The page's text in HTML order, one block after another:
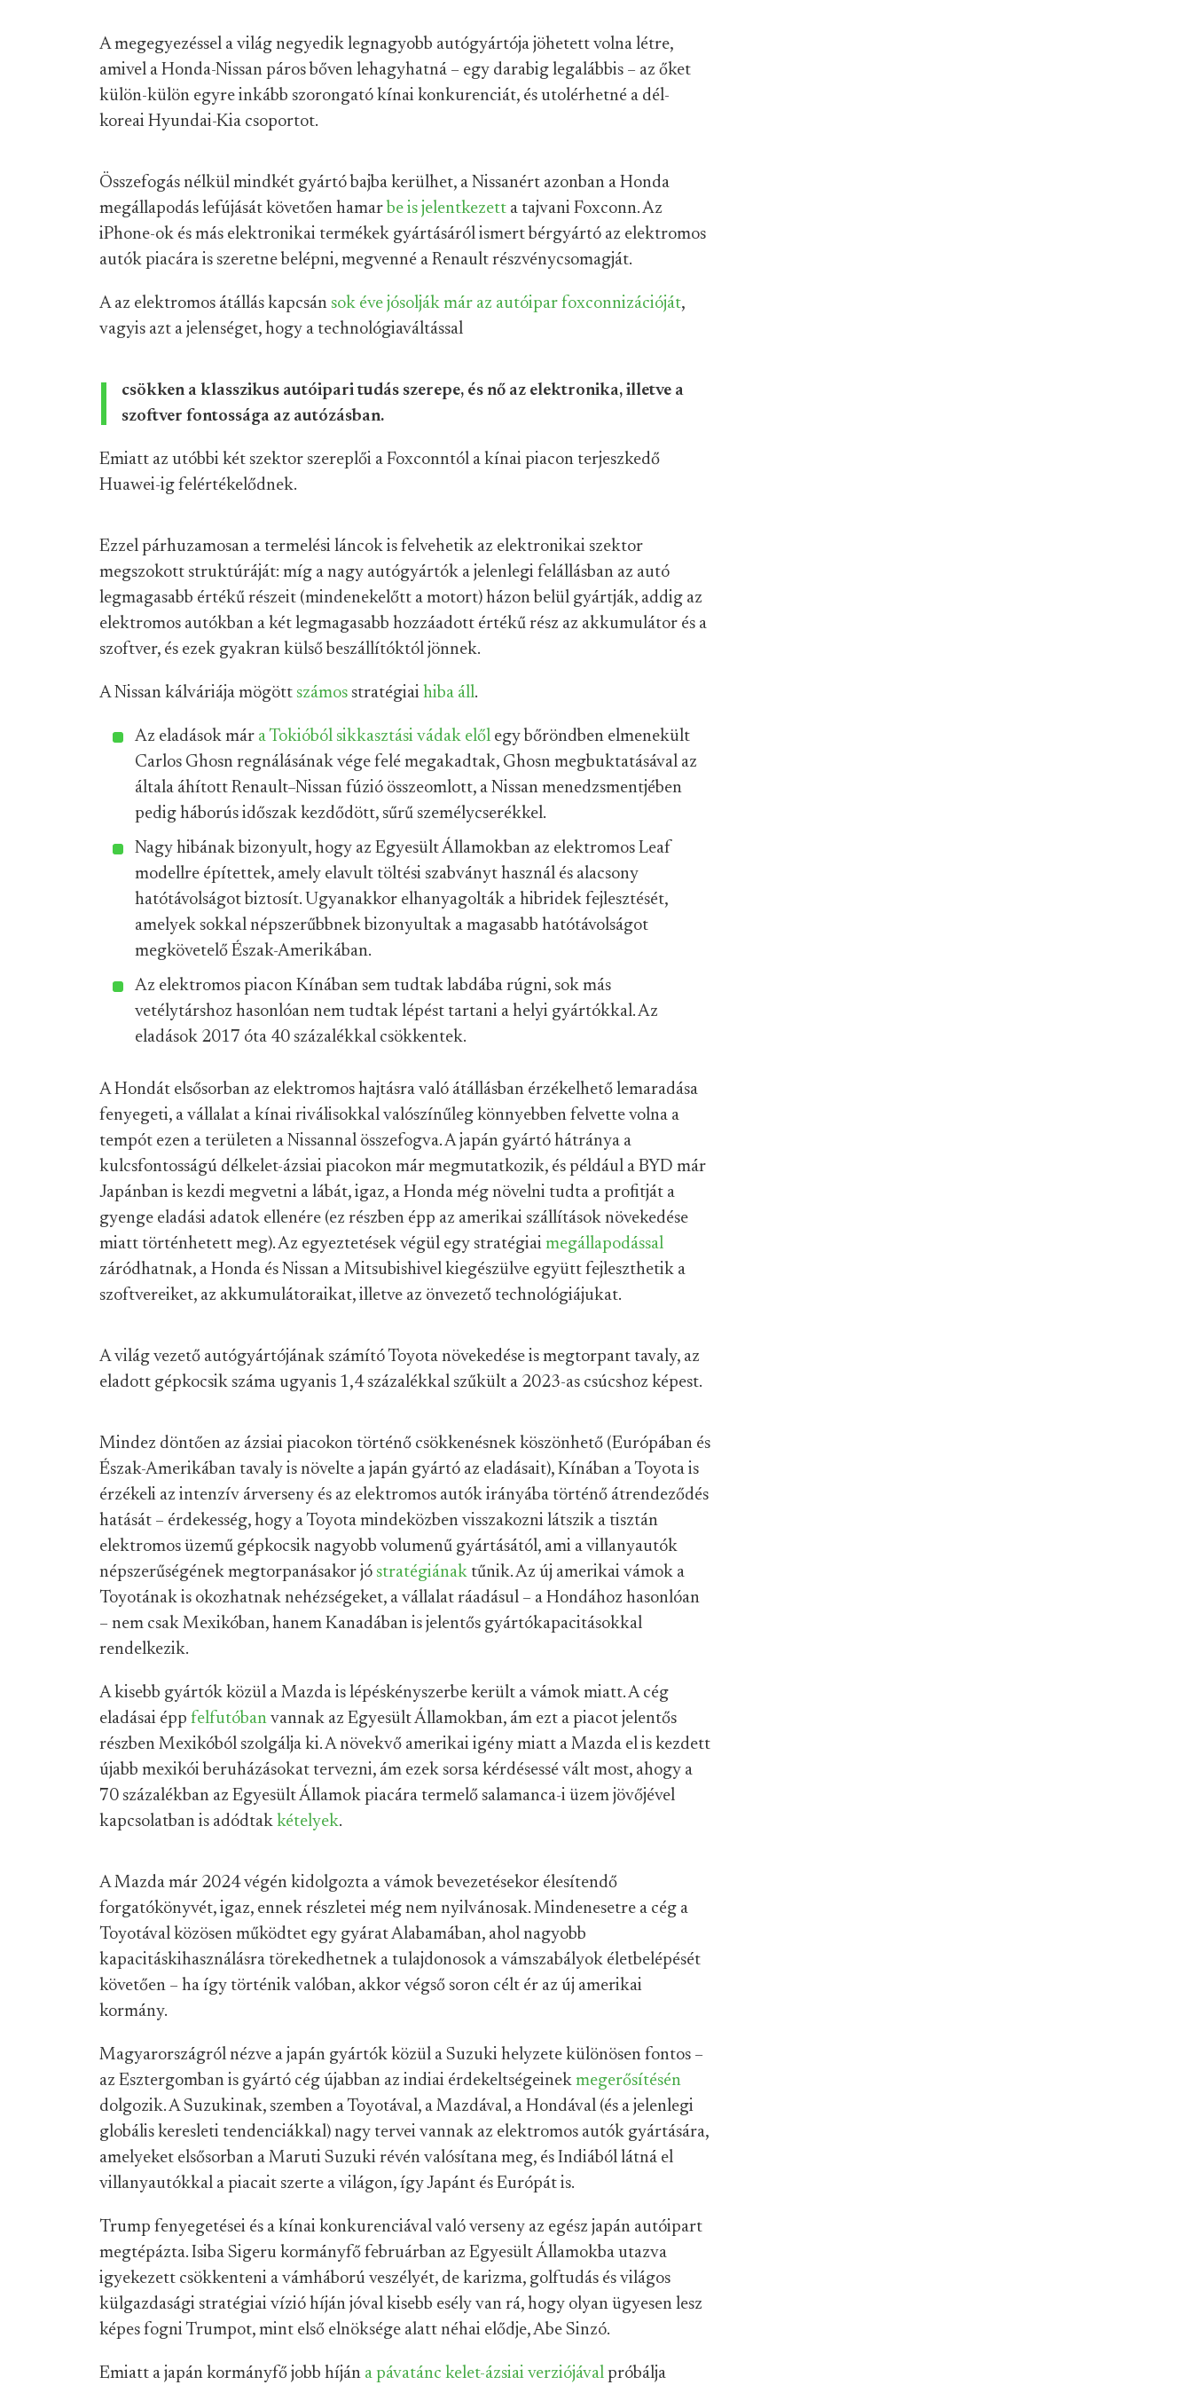
A megegyezéssel a világ negyedik legnagyobb autógyártója jöhetett volna létre,
amivel a Honda-Nissan páros bőven lehagyhatná – egy darabig legalábbis – az őket
külön-külön egyre inkább szorongató kínai konkurenciát, és utolérhetné a dél-
koreai Hyundai-Kia csoportot.
Összefogás nélkül mindkét gyártó bajba kerülhet, a Nissanért azonban a Honda
megállapodás lefújását követően hamar be is jelentkezett a tajvani Foxconn. Az
iPhone-ok és más elektronikai termékek gyártásáról ismert bérgyártó az elektromos
autók piacára is szeretne belépni, megvenné a Renault részvénycsomagját.
A az elektromos átállás kapcsán sok éve jósolják már az autóipar foxconnizációját,
vagyis azt a jelenséget, hogy a technológiaváltással
csökken a klasszikus autóipari tudás szerepe, és nő az elektronika, illetve a
szoftver fontossága az autózásban.
Emiatt az utóbbi két szektor szereplői a Foxconntól a kínai piacon terjeszkedő
Huawei-ig felértékelődnek.
Ezzel párhuzamosan a termelési láncok is felvehetik az elektronikai szektor
megszokott struktúráját: míg a nagy autógyártók a jelenlegi felállásban az autó
legmagasabb értékű részeit (mindenekelőtt a motort) házon belül gyártják, addig az
elektromos autókban a két legmagasabb hozzáadott értékű rész az akkumulátor és a
szoftver, és ezek gyakran külső beszállítóktól jönnek.
A Nissan kálváriája mögött számos stratégiai hiba áll.
Az eladások már a Tokióból sikkasztási vádak elől egy bőröndben elmenekült
Carlos Ghosn regnálásának vége felé megakadtak, Ghosn megbuktatásával az
általa áhított Renault–Nissan fúzió összeomlott, a Nissan menedzsmentjében
pedig háborús időszak kezdődött, sűrű személycserékkel.
Nagy hibának bizonyult, hogy az Egyesült Államokban az elektromos Leaf
modellre építettek, amely elavult töltési szabványt használ és alacsony
hatótávolságot biztosít. Ugyanakkor elhanyagolták a hibridek fejlesztését,
amelyek sokkal népszerűbbnek bizonyultak a magasabb hatótávolságot
megkövetelő Észak-Amerikában.
Az elektromos piacon Kínában sem tudtak labdába rúgni, sok más
vetélytárshoz hasonlóan nem tudtak lépést tartani a helyi gyártókkal. Az
eladások 2017 óta 40 százalékkal csökkentek.
A Hondát elsősorban az elektromos hajtásra való átállásban érzékelhető lemaradása
fenyegeti, a vállalat a kínai riválisokkal valószínűleg könnyebben felvette volna a
tempót ezen a területen a Nissannal összefogva. A japán gyártó hátránya a
kulcsfontosságú délkelet-ázsiai piacokon már megmutatkozik, és például a BYD már
Japánban is kezdi megvetni a lábát, igaz, a Honda még növelni tudta a profitját a
gyenge eladási adatok ellenére (ez részben épp az amerikai szállítások növekedése
miatt történhetett meg). Az egyeztetések végül egy stratégiai megállapodással
záródhatnak, a Honda és Nissan a Mitsubishivel kiegészülve együtt fejleszthetik a
szoftvereiket, az akkumulátoraikat, illetve az önvezető technológiájukat.
A világ vezető autógyártójának számító Toyota növekedése is megtorpant tavaly, az
eladott gépkocsik száma ugyanis 1,4 százalékkal szűkült a 2023-as csúcshoz képest.
Mindez döntően az ázsiai piacokon történő csökkenésnek köszönhető (Európában és
Észak-Amerikában tavaly is növelte a japán gyártó az eladásait), Kínában a Toyota is
érzékeli az intenzív árverseny és az elektromos autók irányába történő átrendeződés
hatását – érdekesség, hogy a Toyota mindeközben visszakozni látszik a tisztán
elektromos üzemű gépkocsik nagyobb volumenű gyártásától, ami a villanyautók
népszerűségének megtorpanásakor jó stratégiának tűnik. Az új amerikai vámok a
Toyotának is okozhatnak nehézségeket, a vállalat ráadásul – a Hondához hasonlóan
– nem csak Mexikóban, hanem Kanadában is jelentős gyártókapacitásokkal
rendelkezik.
A kisebb gyártók közül a Mazda is lépéskényszerbe került a vámok miatt. A cég
eladásai épp felfutóban vannak az Egyesült Államokban, ám ezt a piacot jelentős
részben Mexikóból szolgálja ki. A növekvő amerikai igény miatt a Mazda el is kezdett
újabb mexikói beruházásokat tervezni, ám ezek sorsa kérdésessé vált most, ahogy a
70 százalékban az Egyesült Államok piacára termelő salamanca-i üzem jövőjével
kapcsolatban is adódtak kételyek.
A Mazda már 2024 végén kidolgozta a vámok bevezetésekor élesítendő
forgatókönyvét, igaz, ennek részletei még nem nyilvánosak. Mindenesetre a cég a
Toyotával közösen működtet egy gyárat Alabamában, ahol nagyobb
kapacitáskihasználásra törekedhetnek a tulajdonosok a vámszabályok életbelépését
követően – ha így történik valóban, akkor végső soron célt ér az új amerikai
kormány.
Magyarországról nézve a japán gyártók közül a Suzuki helyzete különösen fontos –
az Esztergomban is gyártó cég újabban az indiai érdekeltségeinek megerősítésén
dolgozik. A Suzukinak, szemben a Toyotával, a Mazdával, a Hondával (és a jelenlegi
globális keresleti tendenciákkal) nagy tervei vannak az elektromos autók gyártására,
amelyeket elsősorban a Maruti Suzuki révén valósítana meg, és Indiából látná el
villanyautókkal a piacait szerte a világon, így Japánt és Európát is.
Trump fenyegetései és a kínai konkurenciával való verseny az egész japán autóipart
megtépázta. Isiba Sigeru kormányfő februárban az Egyesült Államokba utazva
igyekezett csökkenteni a vámháború veszélyét, de karizma, golftudás és világos
külgazdasági stratégiai vízió híján jóval kisebb esély van rá, hogy olyan ügyesen lesz
képes fogni Trumpot, mint első elnöksége alatt néhai elődje, Abe Sinzó.
Emiatt a japán kormányfő jobb híján a pávatánc kelet-ázsiai verziójával próbálja